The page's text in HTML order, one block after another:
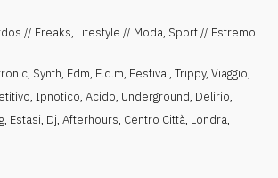
// Freaks, Lifestyle // Moda, Sport // Estremo
, Synth, Edm, E.d.m, Festival, Trippy, Viaggio,
, Ipnotico, Acido, Underground, Delirio,
, Estasi, Dj, Afterhours, Centro Città, Londra,